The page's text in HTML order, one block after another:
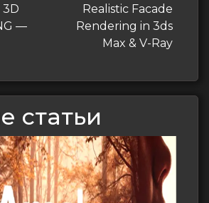
3D
—
запись
Realistic Facade
Rendering in 3ds
Max & V-Ray
статьи